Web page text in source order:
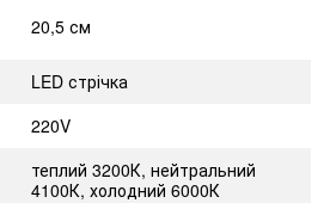
20,5 см
LED стрічка
220V
теплий 3200К, нейтральний
4100К, холодний 6000К